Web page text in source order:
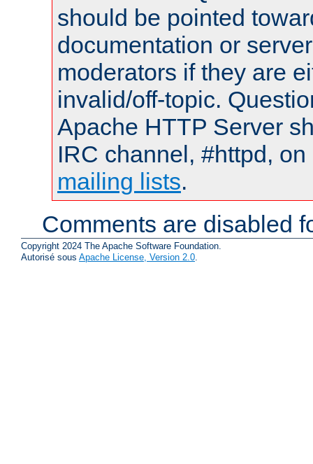
should be pointed
documentation or
moderators if they are
invalid/off-topic.
Apache HTTP Server
IRC channel, #httpd,
mailing lists.
Comments are disabled
Copyright 2024 The Apache Software Foundation.
Autorisé sous Apache License, Version 2.0.